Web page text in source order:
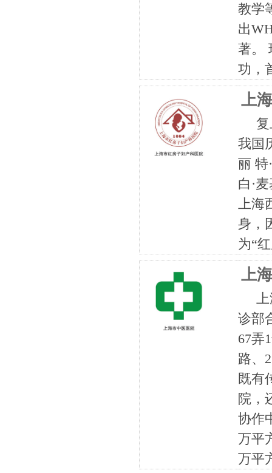
教学
出
著。
功，
上
复
我国
丽 特
白·
上海
身，
为“
上
上
诊部
67弄
路、
既有
院，
协作
万平
万平